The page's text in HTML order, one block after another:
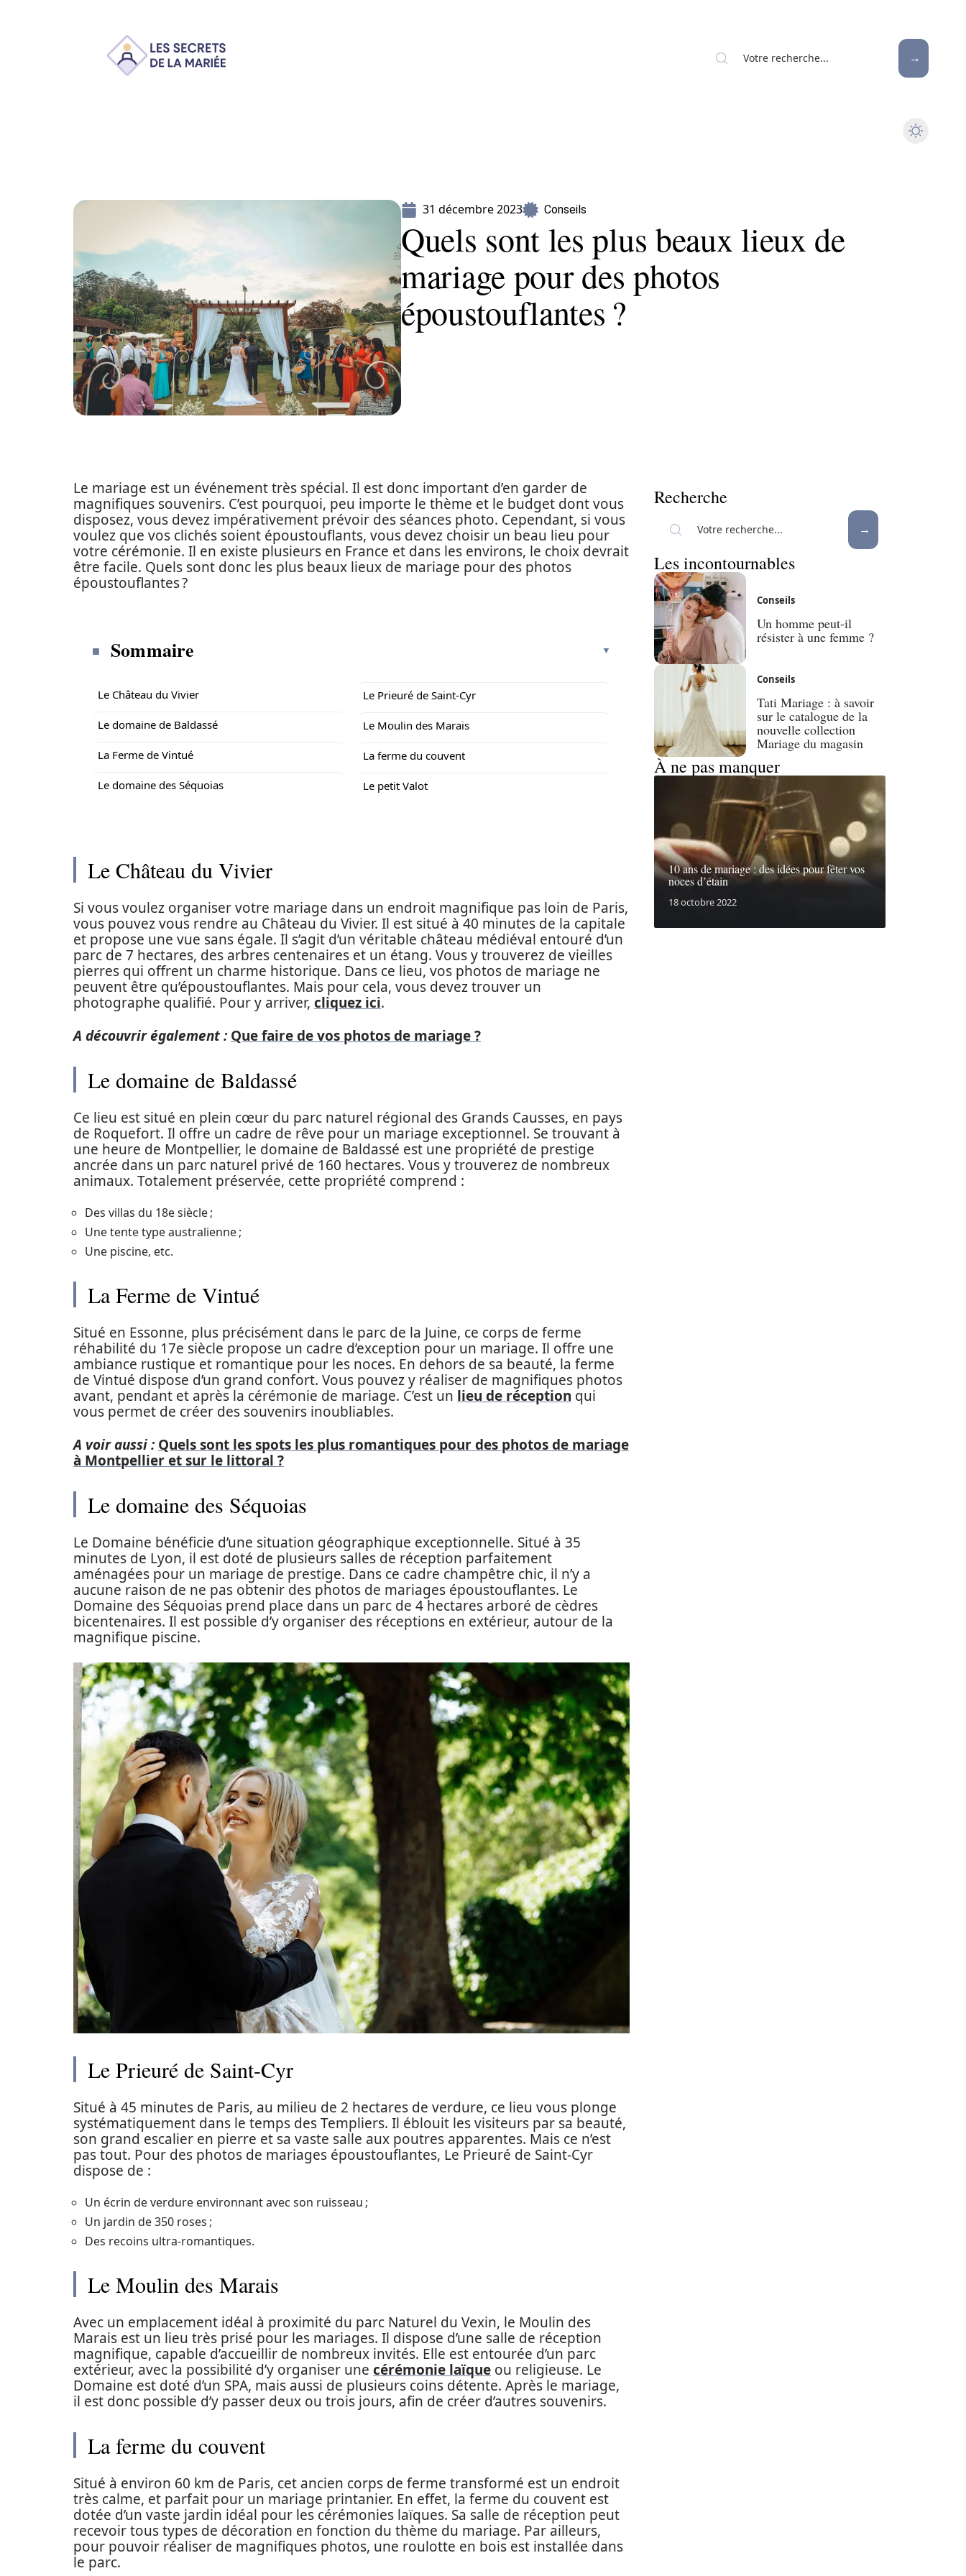
31 décembre 2023 Conseils
Quels sont les plus beaux lieux de
mariage pour des photos
époustouflantes ?
Le mariage est un événement très spécial. Il est donc important d’en garder de
magnifiques souvenirs. C’est pourquoi, peu importe le thème et le budget dont vous
disposez, vous devez impérativement prévoir des séances photo. Cependant, si vous
voulez que vos clichés soient époustouflants, vous devez choisir un beau lieu pour
votre cérémonie. Il en existe plusieurs en France et dans les environs, le choix devrait
être facile. Quels sont donc les plus beaux lieux de mariage pour des photos
époustouflantes ?
Sommaire
Le Château du Vivier
Le domaine de Baldassé
La Ferme de Vintué
Le domaine des Séquoias
Le Prieuré de Saint-Cyr
Le Moulin des Marais
La ferme du couvent
Le petit Valot
Le Château du Vivier
Si vous voulez organiser votre mariage dans un endroit magnifique pas loin de Paris,
vous pouvez vous rendre au Château du Vivier. Il est situé à 40 minutes de la capitale
et propose une vue sans égale. Il s’agit d’un véritable château médiéval entouré d’un
parc de 7 hectares, des arbres centenaires et un étang. Vous y trouverez de vieilles
pierres qui offrent un charme historique. Dans ce lieu, vos photos de mariage ne
peuvent être qu’époustouflantes. Mais pour cela, vous devez trouver un
photographe qualifié. Pour y arriver, cliquez ici.
A découvrir également : Que faire de vos photos de mariage ?
Le domaine de Baldassé
Ce lieu est situé en plein cœur du parc naturel régional des Grands Causses, en pays
de Roquefort. Il offre un cadre de rêve pour un mariage exceptionnel. Se trouvant à
une heure de Montpellier, le domaine de Baldassé est une propriété de prestige
ancrée dans un parc naturel privé de 160 hectares. Vous y trouverez de nombreux
animaux. Totalement préservée, cette propriété comprend :
Des villas du 18e siècle ;
Une tente type australienne ;
Une piscine, etc.
La Ferme de Vintué
Situé en Essonne, plus précisément dans le parc de la Juine, ce corps de ferme
réhabilité du 17e siècle propose un cadre d’exception pour un mariage. Il offre une
ambiance rustique et romantique pour les noces. En dehors de sa beauté, la ferme
de Vintué dispose d’un grand confort. Vous pouvez y réaliser de magnifiques photos
avant, pendant et après la cérémonie de mariage. C’est un lieu de réception qui
vous permet de créer des souvenirs inoubliables.
A voir aussi : Quels sont les spots les plus romantiques pour des photos de mariage
à Montpellier et sur le littoral ?
Le domaine des Séquoias
Le Domaine bénéficie d’une situation géographique exceptionnelle. Situé à 35
minutes de Lyon, il est doté de plusieurs salles de réception parfaitement
aménagées pour un mariage de prestige. Dans ce cadre champêtre chic, il n’y a
aucune raison de ne pas obtenir des photos de mariages époustouflantes. Le
Domaine des Séquoias prend place dans un parc de 4 hectares arboré de cèdres
bicentenaires. Il est possible d’y organiser des réceptions en extérieur, autour de la
magnifique piscine.
Le Prieuré de Saint-Cyr
Situé à 45 minutes de Paris, au milieu de 2 hectares de verdure, ce lieu vous plonge
systématiquement dans le temps des Templiers. Il éblouit les visiteurs par sa beauté,
son grand escalier en pierre et sa vaste salle aux poutres apparentes. Mais ce n’est
pas tout. Pour des photos de mariages époustouflantes, Le Prieuré de Saint-Cyr
dispose de :
Un écrin de verdure environnant avec son ruisseau ;
Un jardin de 350 roses ;
Des recoins ultra-romantiques.
Le Moulin des Marais
Avec un emplacement idéal à proximité du parc Naturel du Vexin, le Moulin des
Marais est un lieu très prisé pour les mariages. Il dispose d’une salle de réception
magnifique, capable d’accueillir de nombreux invités. Elle est entourée d’un parc
extérieur, avec la possibilité d’y organiser une cérémonie laïque ou religieuse. Le
Domaine est doté d’un SPA, mais aussi de plusieurs coins détente. Après le mariage,
il est donc possible d’y passer deux ou trois jours, afin de créer d’autres souvenirs.
La ferme du couvent
Situé à environ 60 km de Paris, cet ancien corps de ferme transformé est un endroit
très calme, et parfait pour un mariage printanier. En effet, la ferme du couvent est
dotée d’un vaste jardin idéal pour les cérémonies laïques. Sa salle de réception peut
recevoir tous types de décoration en fonction du thème du mariage. Par ailleurs,
pour pouvoir réaliser de magnifiques photos, une roulotte en bois est installée dans
le parc.
Recherche
Les incontournables
Conseils
Un homme peut-il
résister à une femme ?
Conseils
Tati Mariage : à savoir
sur le catalogue de la
nouvelle collection
Mariage du magasin
À ne pas manquer
10 ans de mariage : des idées pour fêter vos
noces d’étain
18 octobre 2022